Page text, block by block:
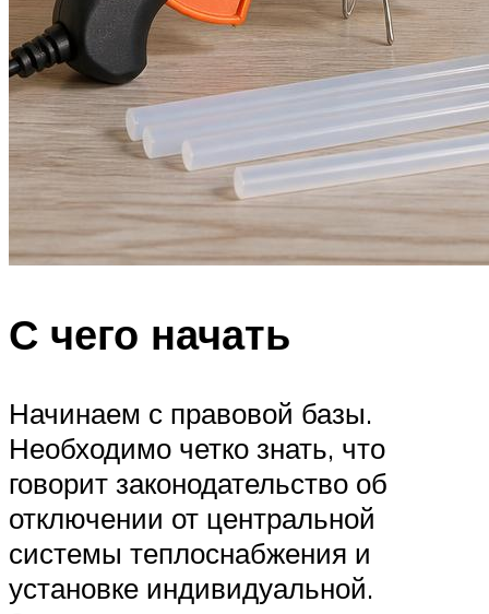
С чего начать
Начинаем с правовой базы.
Необходимо четко знать, что
говорит законодательство об
отключении от центральной
системы теплоснабжения и
установке индивидуальной.